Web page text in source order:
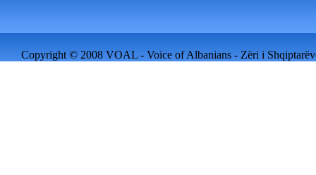
Copyright © 2008 VOAL - Voice of Albanians - Zëri i